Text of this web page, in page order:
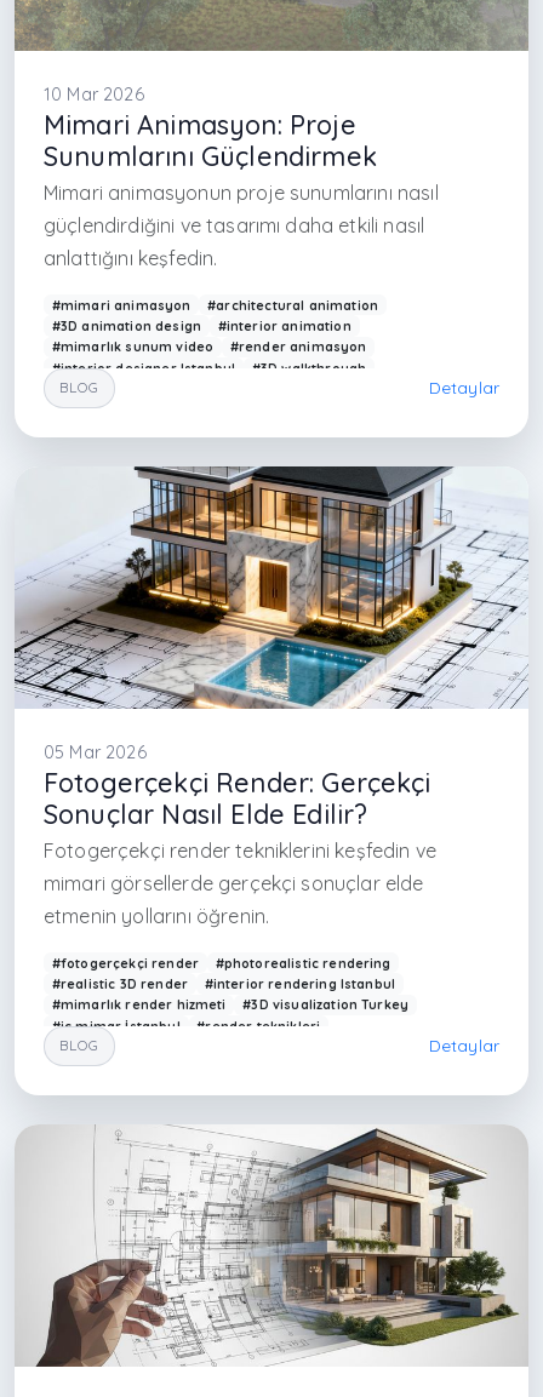
10 Mar 2026
Mimari Animasyon: Proje
Sunumlarını Güçlendirmek
Mimari animasyonun proje sunumlarını nasıl
güçlendirdiğini ve tasarımı daha etkili nasıl
anlattığını keşfedin.
#mimari animasyon
#architectural animation
#3D animation design
#interior animation
#mimarlık sunum video
#render animasyon
#interior designer Istanbul
#3D walkthrough
#Arkethane animasyon
#animation architecture
#çağdaş mimarlık Türkiye
#project animation
#3D animation Turkey
#presentation animation
#avcılar iç mimarlık
#başakşehir iç mimarlık
#başakşehir mimarlık
#maslak
BLOG Detaylar
05 Mar 2026
Fotogerçekçi Render: Gerçekçi
Sonuçlar Nasıl Elde Edilir?
Fotogerçekçi render tekniklerini keşfedin ve
mimari görsellerde gerçekçi sonuçlar elde
etmenin yollarını öğrenin.
#fotogerçekçi render
#photorealistic rendering
#realistic 3D render
#interior rendering Istanbul
#mimarlık render hizmeti
#3D visualization Turkey
#iç mimar İstanbul
#render teknikleri
#mimarlık ofisi İstanbul
#Arkethane render
#çağdaş mimarlık Türkiye
#interior design render
#visualization Turkey
#maslak iç mimarlık
#levent iç mimarlık #kağıthane iç
BLOG Detaylar